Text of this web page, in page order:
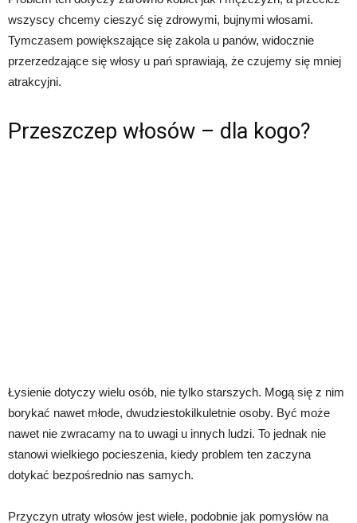
wszyscy chcemy cieszyć się zdrowymi, bujnymi włosami.
Tymczasem powiększające się zakola u panów, widocznie
przerzedzające się włosy u pań sprawiają, że czujemy się mniej
atrakcyjni.
Przeszczep włosów – dla kogo?
Łysienie dotyczy wielu osób, nie tylko starszych. Mogą się z nim
borykać nawet młode, dwudziestokilkuletnie osoby. Być może
nawet nie zwracamy na to uwagi u innych ludzi. To jednak nie
stanowi wielkiego pocieszenia, kiedy problem ten zaczyna
dotykać bezpośrednio nas samych.
Przyczyn utraty włosów jest wiele, podobnie jak pomysłów na